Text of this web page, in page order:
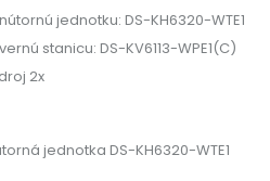
jednotku: DS-KH6320-WTE1
stanicu: DS-KV6113-WPE1(C)
2x
jednotka DS-KH6320-WTE1